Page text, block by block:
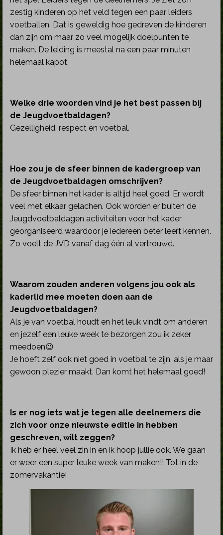
zestig kinderen op het veld tegen een paar leiders
voetballen. Dat is geweldig hoe gedreven de kinderen
dan zijn om maar zo veel mogelijk doelpunten te
maken. De leiding is meestal na een paar minuten
helemaal kapot.
Welke drie woorden vind je het best passen bij
de Jeugdvoetbaldagen?
Gezelligheid, respect en voetbal.
Hoe zou je de sfeer binnen de kadergroep van
de Jeugdvoetbaldagen omschrijven?
De sfeer binnen het kader is altijd heel goed. Er wordt
veel met elkaar gelachen. Ook worden er buiten de
Jeugdvoetbaldagen activiteiten voor het kader
georganiseerd waardoor je iedereen beter leert kennen.
Zo voelt de JVD vanaf dag één al vertrouwd.
Waarom zouden anderen volgens jou ook als
kaderlid mee moeten doen aan de
Jeugdvoetbaldagen?
Als je van voetbal houdt en het leuk vindt om anderen
en jezelf een leuke week te bezorgen zou ik zeker
meedoen😉
Je hoeft zelf ook niet goed in voetbal te zijn, als je maar
gewoon plezier maakt. Dan komt het helemaal goed!
Is er nog iets wat je tegen alle deelnemers die
zich voor onze nieuwste editie in hebben
geschreven, wilt zeggen?
Ik heb er heel veel zin in en ik hoop jullie ook. We gaan
er weer een super leuke week van maken!! Tot in de
zomervakantie!